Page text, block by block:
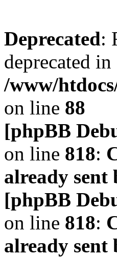
Deprecated:
deprecated in
/www/
on line 88
[phpBB
on line 818:
already
[phpBB
on line 818:
already